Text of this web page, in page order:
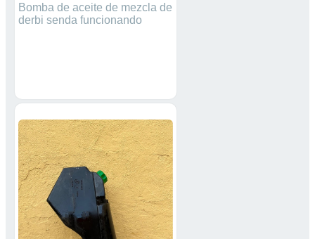
Bomba de aceite de mezcla de
derbi senda funcionando